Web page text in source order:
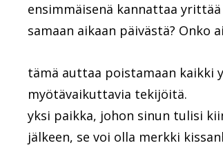
ensimmäisenä kannattaa
samaan aikaan päivästä? Onko
tämä auttaa poistamaan kaikki
myötävaikuttavia tekijöitä.
yksi paikka, johon sinun tulisi
jälkeen, se voi olla merkki